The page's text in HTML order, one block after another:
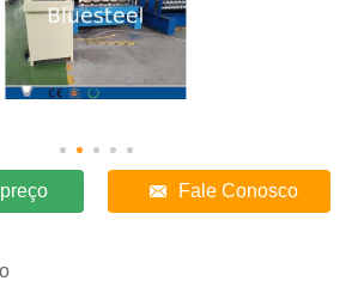
Fale Conosco